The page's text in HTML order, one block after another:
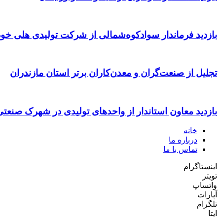
بازدید فرماندار سوادکوه‌شمالی از شرکت تولیدی هلی
تجلیل از صنعت‌گران و معدن‌کاران برتر استان مازندران
بازدید معاون استاندار از واحدهای تولیدی در شهرک
خانه
درباره ما
تماس با ما
اینستاگرام
تویتر
واتساپ
آپارات
تلگرام
ایتا